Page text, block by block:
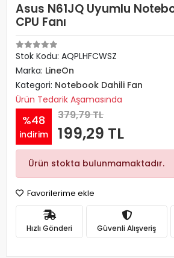
Asus N61JQ Uyumlu
CPU Fanı
Stok Kodu: AQPLHFCWSZ
Marka: LineOn
Kategori: Notebook Dahili Fan
Ürün Tedarik Aşamasında
%48
indirim
379,79 TL
199,29 TL
Ürün stokta bulunmamaktadır.
Favorilerime ekle
Hızlı Gönderi Güvenli Alışveriş